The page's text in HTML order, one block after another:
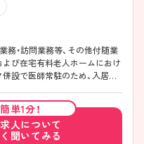
務・訪問業務等、その他付随業
び在宅有料老人ホームにおけ
設で医師常駐のため、入居者
簡単1分！
人について
聞いてみる